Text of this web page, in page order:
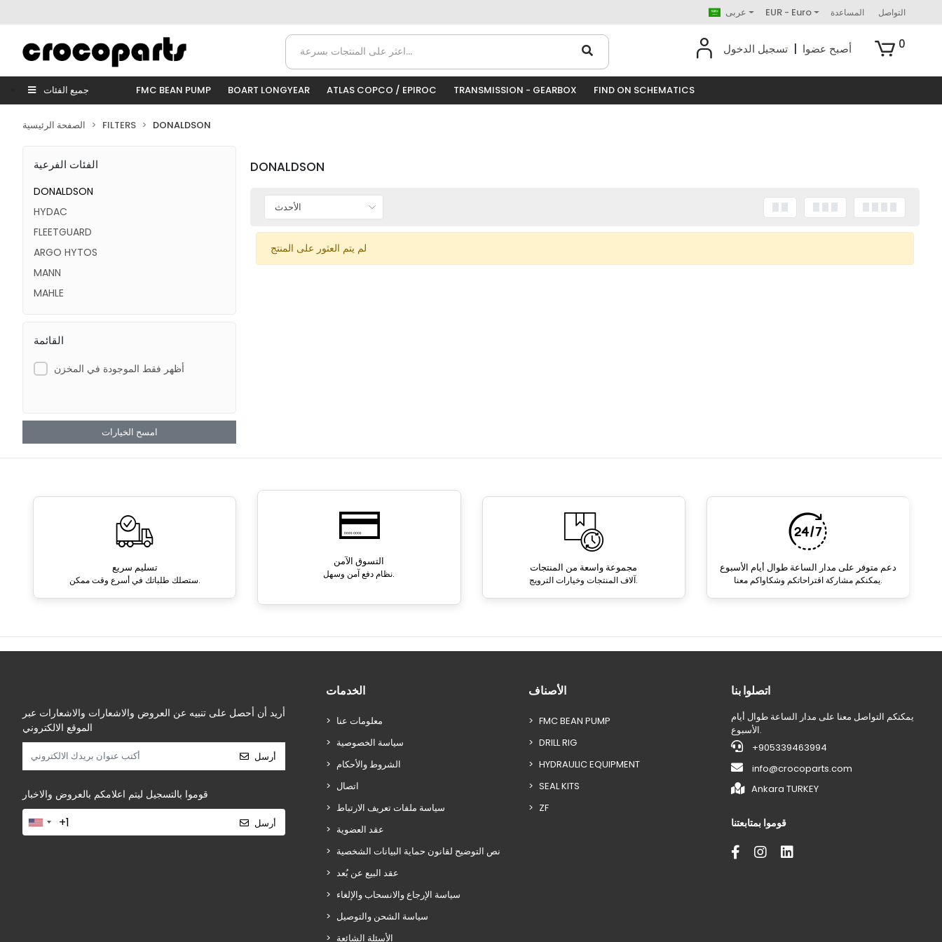
عربى EUR - Euro المساعدة التواصل
تسجيل الدخول أصبح عضوا 0
جميع الفئات FMC BEAN PUMP BOART LONGYEAR ATLAS COPCO / EPIROC TRANSMISSION - GEARBOX FIND ON SCHEMATICS
الصفحة الرئيسية FILTERS DONALDSON
الفئات الفرعية
DONALDSON
HYDAC
FLEETGUARD
ARGO HYTOS
MANN
MAHLE
القائمة
أظهر فقط الموجودة في المخزن
امسح الخيارات
DONALDSON
لم يتم العثور على المنتج
تسليم سريع
ستصلك طلباتك في أسرع وقت ممكن.
التسوق الآمن
نظام دفع آمن وسهل. مجموعة واسعة من المنتجات
آلاف المنتجات وخيارات الترويج.
دعم متوفر على مدار الساعة طوال أيام الأسبوع
يمكنكم مشاركة اقتراحاتكم وشكاواكم معنا.
أريد أن أحصل على تنبيه عن العروض والاشعارات والاشعارات عبر
الموقع الالكتروني
أرسل
قوموا بالتسجيل ليتم اعلامكم بالعروض والاخبار
أرسل
الخدمات
معلومات عنا
سياسة الخصوصية
الشروط والأحكام
اتصال
سياسة ملفات تعريف الارتباط
عقد العضوية
نص التوضيح لقانون حماية البيانات الشخصية
عقد البيع عن بُعد
سياسة الإرجاع والانسحاب والإلغاء
سياسة الشحن والتوصيل
الأسئلة الشائعة
الأصناف
FMC BEAN PUMP
DRILL RIG
HYDRAULIC EQUIPMENT
SEAL KITS
ZF
اتصلوا بنا
يمكنكم التواصل معنا على مدار الساعة طوال أيام
الأسبوع.
+905339463994
info@crocoparts.com
Ankara TURKEY
قوموا بمتابعتنا